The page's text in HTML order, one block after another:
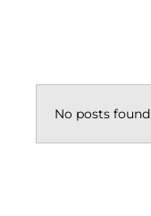
No posts found